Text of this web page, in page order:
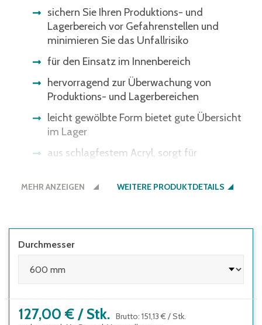
sichern Sie Ihren Produktions- und
Lagerbereich vor Gefahrenstellen und
minimieren Sie das Unfallrisiko
für den Einsatz im Innenbereich
hervorragend zur Überwachung von
Produktions- und Lagerbereichen
leicht gewölbte Form bietet gute Übersicht
im Lager
aus schlagfestem Acryl, sorgt für
Glas
MEHR ANZEIGEN WEITERE PRODUKTDETAILS
Durchmesser
127,00 € / Stk. Brutto: 151,13 € /Stk.